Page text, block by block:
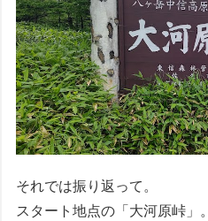
それでは振り返って。
スタート地点の「大河原峠」。